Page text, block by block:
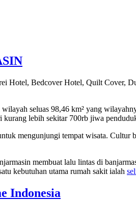
Hotel, Bedcover Hotel, Quilt Cover,
seluas 98,46 km² yang
kurang lebih sekitar 700rb jiwa
mengunjungi tempat wisata. Cultur
membuat lalu lintas di
kebutuhan utama rumah sakit ialah
Indonesia